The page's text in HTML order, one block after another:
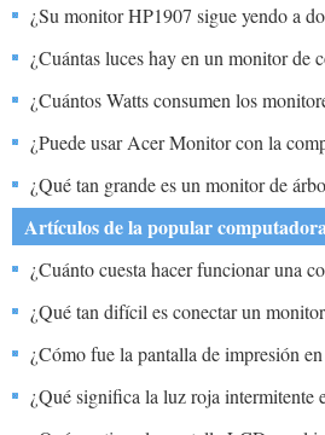
¿Su monitor HP1907 sigue yendo a
¿Cuántas luces hay en un monitor de
¿Cuántos Watts consumen los
¿Puede usar Acer Monitor con la
¿Qué tan grande es un monitor de
Artículos de la popular
¿Cuánto cuesta hacer funcionar una
horas a la semana si el monitor
260 Electric Company cobra 11,2
¿Qué tan difícil es conectar un
¿Cómo fue la pantalla de impresión
¿Qué significa la luz roja intermitente